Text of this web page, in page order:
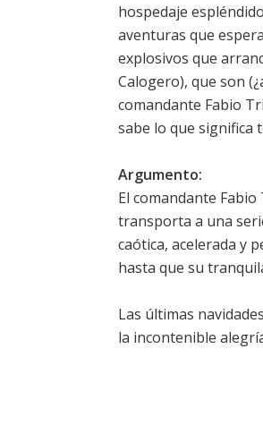
hospedaje
aventuras que
explosivos que
Calogero), que son
comandante Fabio
sabe lo que significa
Argumento:
El comandante
transporta a una
caótica, acelerada y
hasta que su
Las últimas
la incontenible